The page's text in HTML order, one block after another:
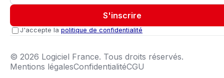
S'inscrire
J'accepte la politique de confidentialité
© 2026 Logiciel France. Tous droits réservés.
Mentions légalesConfidentialitéCGU